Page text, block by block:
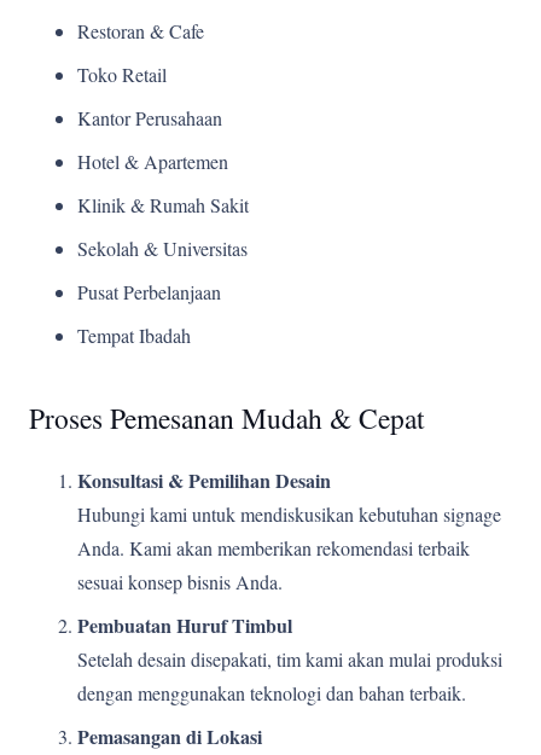
Restoran & Cafe
Toko Retail
Kantor Perusahaan
Hotel & Apartemen
Klinik & Rumah Sakit
Sekolah & Universitas
Pusat Perbelanjaan
Tempat Ibadah
Proses Pemesanan Mudah & Cepat
Konsultasi & Pemilihan Desain
Hubungi kami untuk mendiskusikan kebutuhan signage
Anda. Kami akan memberikan rekomendasi terbaik
sesuai konsep bisnis Anda.
Pembuatan Huruf Timbul
Setelah desain disepakati, tim kami akan mulai produksi
dengan menggunakan teknologi dan bahan terbaik.
Pemasangan di Lokasi